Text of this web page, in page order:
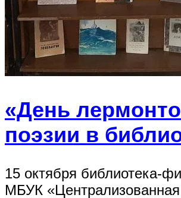
«День
поэзии в
15 октября библиотека-
МБУК «Централизованная